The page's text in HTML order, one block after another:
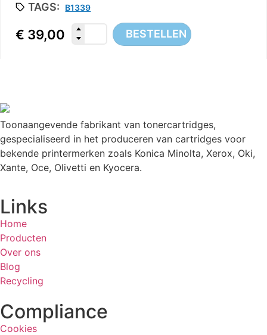
TAGS: B1339
€ 39,00 BESTELLEN
Toonaangevende fabrikant van tonercartridges,
gespecialiseerd in het produceren van cartridges voor
bekende printermerken zoals Konica Minolta, Xerox, Oki,
Xante, Oce, Olivetti en Kyocera.
Links
Home
Producten
Over ons
Blog
Recycling
Compliance
Cookies